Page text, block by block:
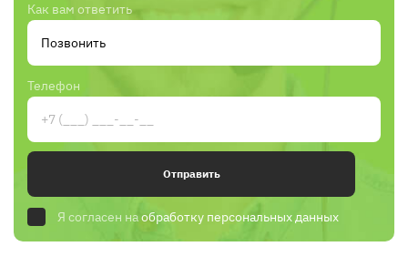
Как вам ответить
Телефон
Отправить
Я согласен наобработку персональных данных